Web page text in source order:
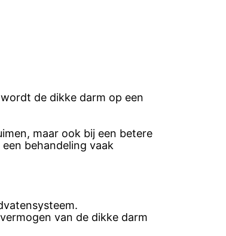
de dikke darm op een
maar ook bij een betere
behandeling vaak
van de dikke darm